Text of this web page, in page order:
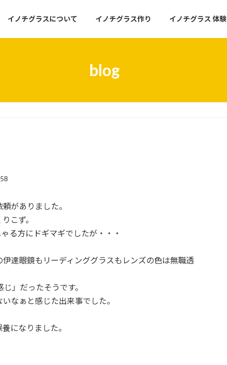
イノチグラスについて イノチグラス作り イノチグラス 体験
blog
がありました。
こず。
る方にドギマギでしたが・・・
達眼鏡もリーディンググラスもレンズの色は無職透
」だったそうです。
なぁと感じた出来事でした。
になりました。